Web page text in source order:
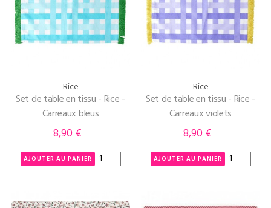
Rice
Set de table en tissu - Rice -
Carreaux bleus
Prix
8,90 €
AJOUTER AU PANIER
Rice
Set de table en tissu - Rice -
Carreaux violets
Prix
8,90 €
AJOUTER AU PANIER